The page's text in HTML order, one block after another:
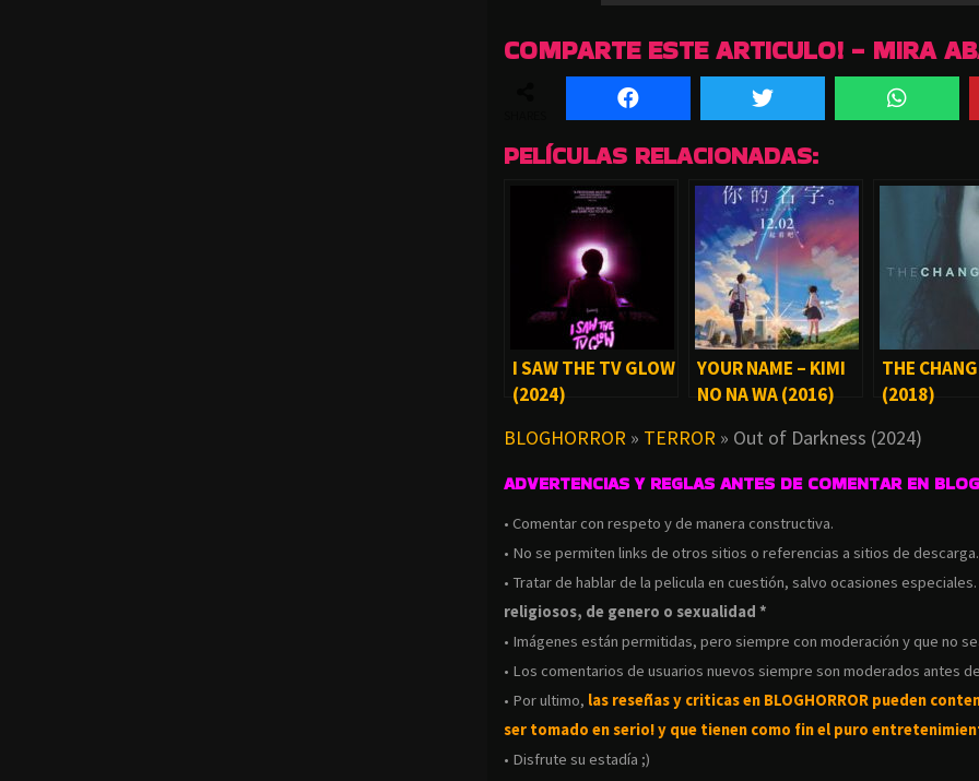
COMPARTE ESTE ARTICULO! - MIRA
PELÍCULAS RELACIONADAS:
I SAW THE TV GLOW
(2024)
YOUR NAME – KIMI
NO NA WA (2016)
THE
(2018)
BLOGHORROR » TERROR » Out of Darkness (2024)
ADVERTENCIAS Y REGLAS ANTES DE COMENTAR EN
• Comentar con respeto y de manera constructiva.
• No se permiten links de otros sitios o referencias a sitios de
• Tratar de hablar de la pelicula en cuestión, salvo ocasiones especiales.
religiosos, de genero o sexualidad *
• Imágenes están permitidas, pero siempre con moderación y que no
• Los comentarios de usuarios nuevos siempre son moderados antes
• Por ultimo, las reseñas y criticas en BLOGHORROR pueden
ser tomado en serio! y que tienen como fin el puro
• Disfrute su estadía ;)